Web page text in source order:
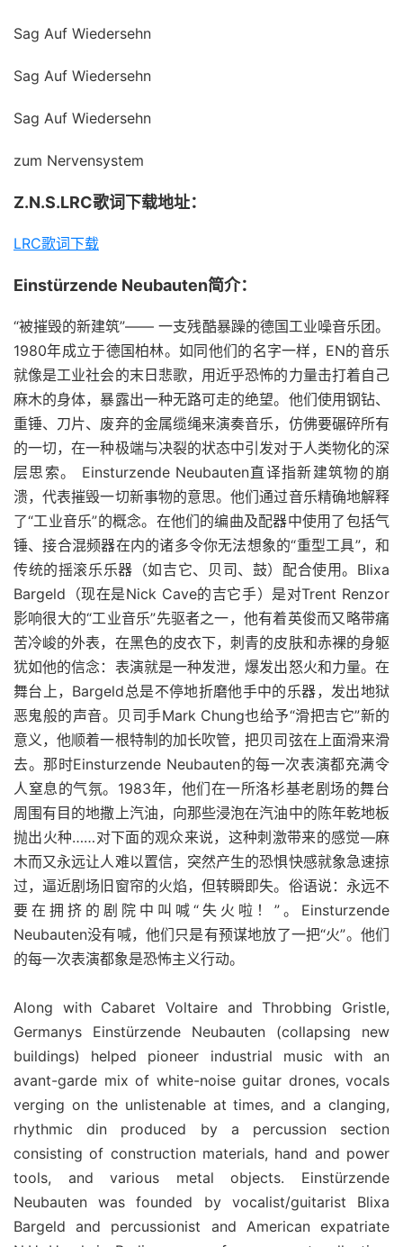
Sag Auf Wiedersehn
Sag Auf Wiedersehn
Sag Auf Wiedersehn
zum Nervensystem
Z.N.S.LRC歌词下载地址：
LRC歌词下载
Einstürzende Neubauten简介：
“被摧毁的新建筑”—— 一支残酷暴躁的德国工业噪音乐团。
1980年成立于德国柏林。如同他们的名字一样，EN的音乐
就像是工业社会的末日悲歌，用近乎恐怖的力量击打着自己
麻木的身体，暴露出一种无路可走的绝望。他们使用钢钻、
重锤、刀片、废弃的金属缆绳来演奏音乐，仿佛要碾碎所有
的一切，在一种极端与决裂的状态中引发对于人类物化的深
层思索。 Einsturzende Neubauten直译指新建筑物的崩
溃，代表摧毁一切新事物的意思。他们通过音乐精确地解释
了“工业音乐”的概念。在他们的编曲及配器中使用了包括气
锤、接合混频器在内的诸多令你无法想象的“重型工具”，和
传统的摇滚乐乐器（如吉它、贝司、鼓）配合使用。Blixa
Bargeld（现在是Nick Cave的吉它手）是对Trent Renzor
影响很大的“工业音乐”先驱者之一，他有着英俊而又略带痛
苦冷峻的外表，在黑色的皮衣下，刺青的皮肤和赤裸的身躯
犹如他的信念：表演就是一种发泄，爆发出怒火和力量。在
舞台上，Bargeld总是不停地折磨他手中的乐器，发出地狱
恶鬼般的声音。贝司手Mark Chung也给予“滑把吉它”新的
意义，他顺着一根特制的加长吹管，把贝司弦在上面滑来滑
去。那时Einsturzende Neubauten的每一次表演都充满令
人窒息的气氛。1983年，他们在一所洛杉基老剧场的舞台
周围有目的地撒上汽油，向那些浸泡在汽油中的陈年乾地板
抛出火种……对下面的观众来说，这种刺激带来的感觉—麻
木而又永远让人难以置信，突然产生的恐惧快感就象急速掠
过，逼近剧场旧窗帘的火焰，但转瞬即失。俗语说：永远不
要在拥挤的剧院中叫喊“失火啦！”。Einsturzende
Neubauten没有喊，他们只是有预谋地放了一把“火”。他们
的每一次表演都象是恐怖主义行动。
Along with Cabaret Voltaire and Throbbing Gristle,
Germanys Einstürzende Neubauten (collapsing new
buildings) helped pioneer industrial music with an
avant-garde mix of white-noise guitar drones, vocals
verging on the unlistenable at times, and a clanging,
rhythmic din produced by a percussion section
consisting of construction materials, hand and power
tools, and various metal objects. Einstürzende
Neubauten was founded by vocalist/guitarist Blixa
Bargeld and percussionist and American expatriate